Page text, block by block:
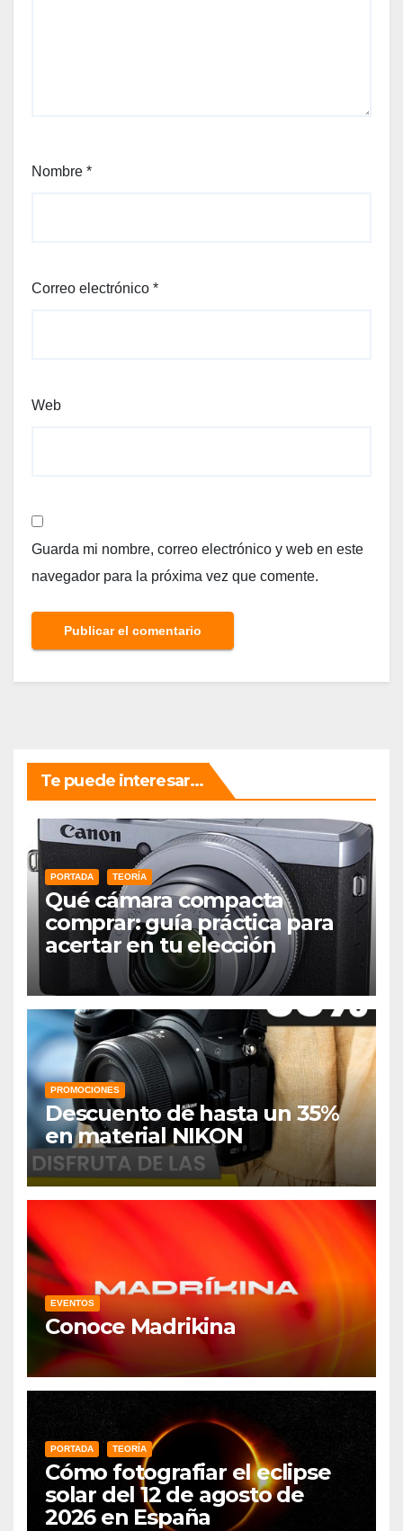
Nombre *
Correo electrónico *
Web
Guarda mi nombre, correo electrónico y web en este
navegador para la próxima vez que comente.
Te puede interesar...
PORTADA TEORÍA
Qué cámara compacta
comprar: guía práctica para
acertar en tu elección
PROMOCIONES
Descuento de hasta un 35%
en material NIKON
EVENTOS
Conoce Madrikina
PORTADA TEORÍA
Cómo fotografiar el eclipse
solar del 12 de agosto de
2026 en España